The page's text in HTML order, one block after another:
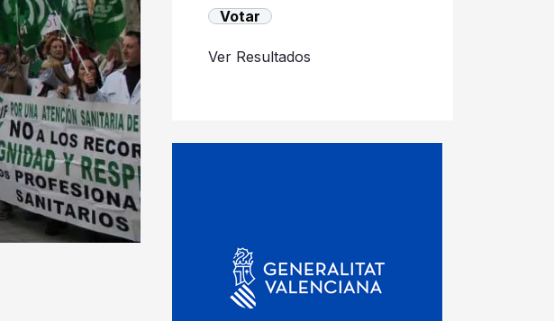
Ver Resultados